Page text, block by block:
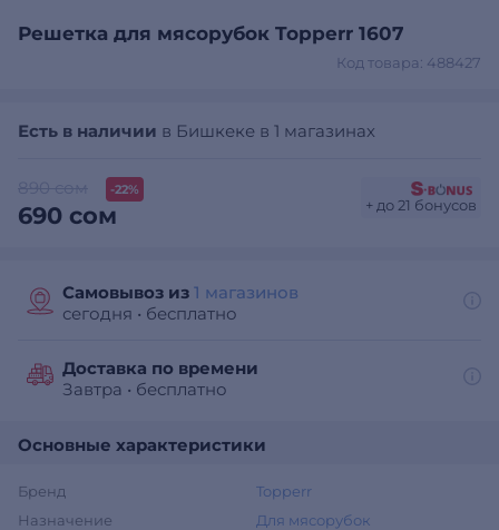
Решетка для мясорубок Topperr 1607
Код товара: 488427
Есть в наличии в Бишкеке в 1 магазинах
-22%
690 сом + до 21 бонусов
Самовывоз из 1 магазинов
сегодня • бесплатно
Доставка по времени
Завтра • бесплатно
Основные характеристики
Бренд
Topperr
Назначение
Для мясорубок